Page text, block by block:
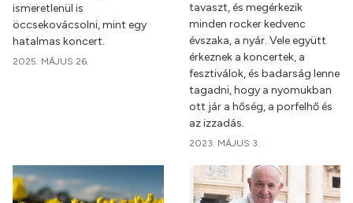
ismeretlenül is
öccsekovácsolni, mint egy
hatalmas koncert.
2025. MÁJUS 26.
tavaszt, és megérkezik
minden rocker kedvenc
évszaka, a nyár. Vele együtt
érkeznek a koncertek, a
fesztiválok, és badarság lenne
tagadni, hogy a nyomukban
ott jár a hőség, a porfelhő és
az izzadás.
2023. MÁJUS 3.